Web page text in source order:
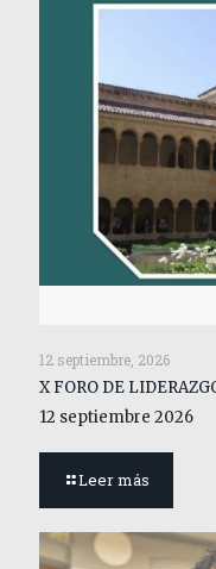
12 septiembre, 2026
X FORO DE
12 septiembre 2026
Leer más